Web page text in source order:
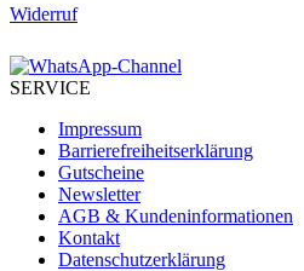
Widerruf
SERVICE
Impressum
Barrierefreiheitserklärung
Gutscheine
Newsletter
AGB & Kundeninformationen
Kontakt
Datenschutzerklärung